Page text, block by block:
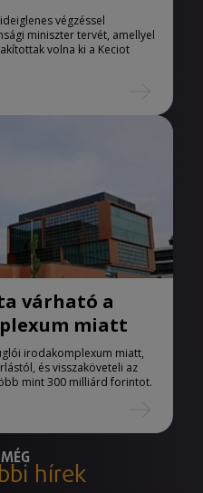
végzéssel
miniszter tervét, amellyel
volna ki a Keciot
várható a
miatt
irodakomplexum miatt,
és visszaköveteli az
mint 300 milliárd forintot.
hírek